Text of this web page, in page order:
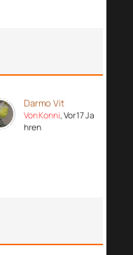
Darmo Vit
Von Konni, Vor 17 Ja
hren